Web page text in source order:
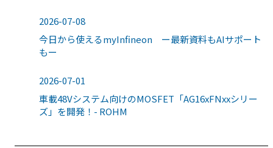
2026-07-08
今日から使えるmyInfineon ー最新資料もAIサポート
もー
2026-07-01
車載48Vシステム向けのMOSFET「AG16xFNxxシリー
ズ」を開発！- ROHM